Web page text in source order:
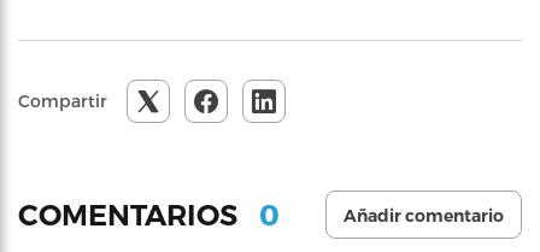
Compartir
COMENTARIOS 0 Añadir comentario